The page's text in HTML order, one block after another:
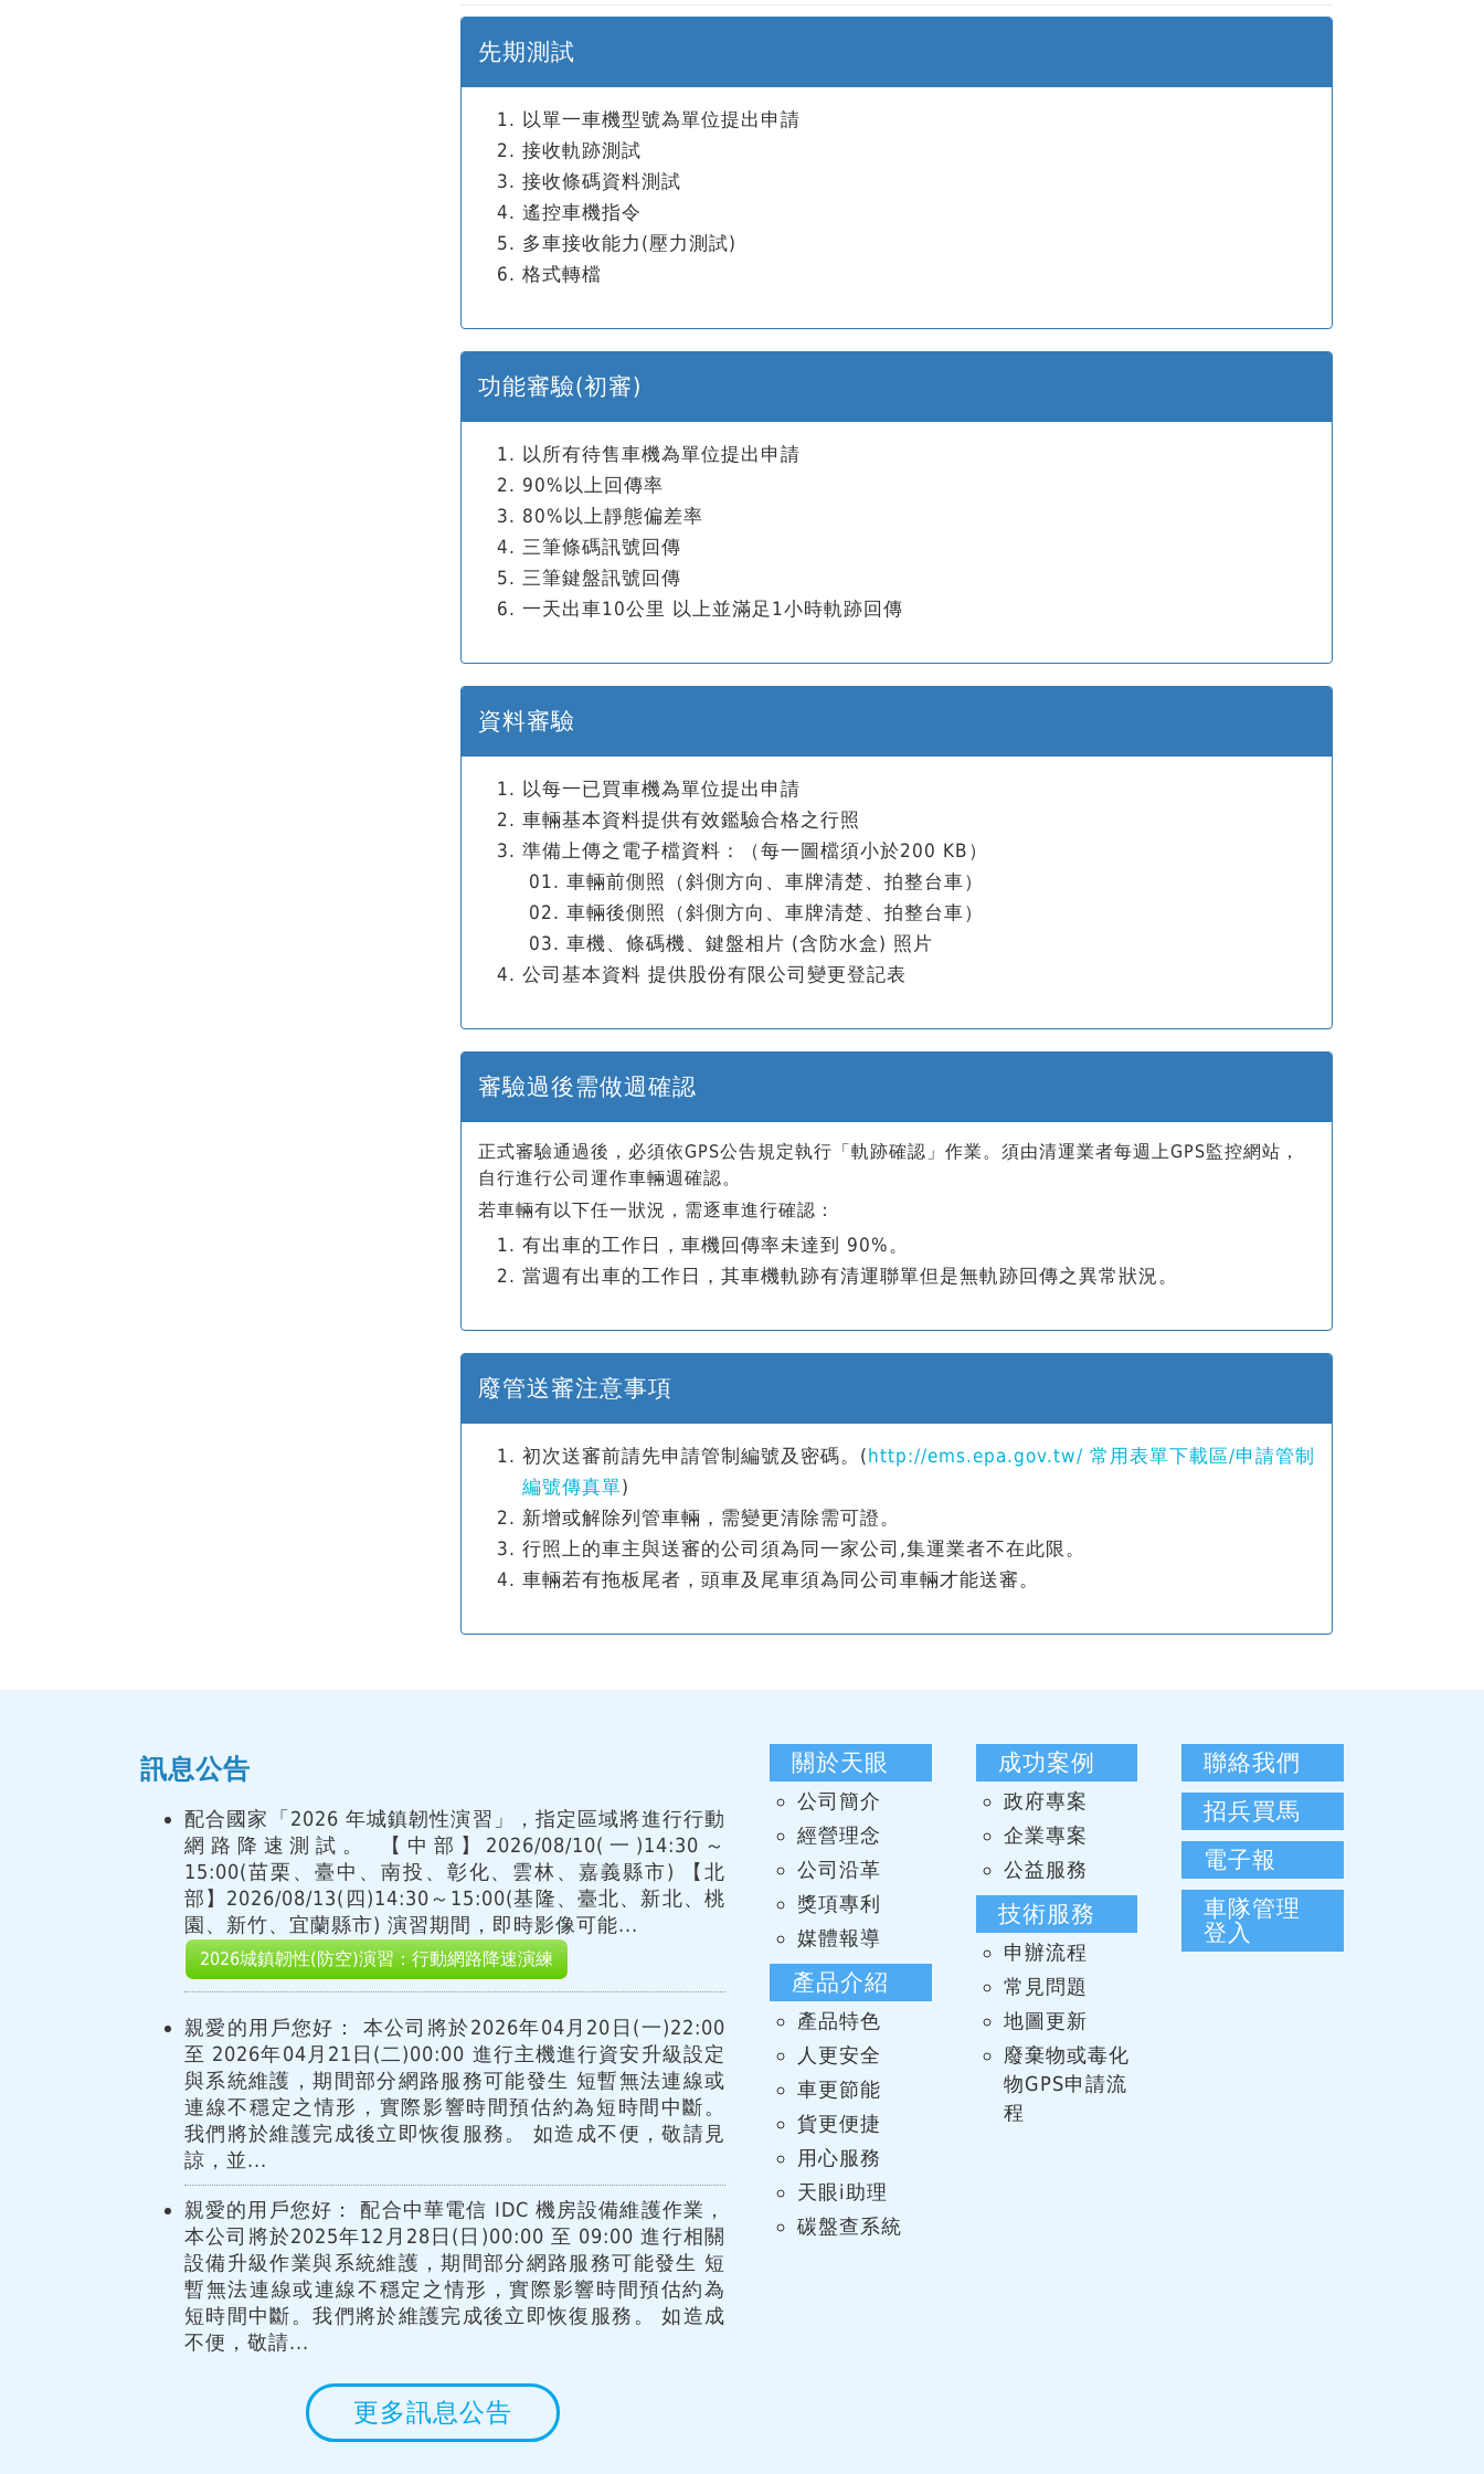
先期測試
以單一車機型號為單位提出申請
接收軌跡測試
接收條碼資料測試
遙控車機指令
多車接收能力(壓力測試)
格式轉檔
功能審驗(初審)
以所有待售車機為單位提出申請
90%以上回傳率
80%以上靜態偏差率
三筆條碼訊號回傳
三筆鍵盤訊號回傳
一天出車10公里 以上並滿足1小時軌跡回傳
資料審驗
以每一已買車機為單位提出申請
車輛基本資料提供有效鑑驗合格之行照
準備上傳之電子檔資料：（每一圖檔須小於200 KB）
車輛前側照（斜側方向、車牌清楚、拍整台車）
車輛後側照（斜側方向、車牌清楚、拍整台車）
車機、條碼機、鍵盤相片 (含防水盒) 照片
公司基本資料 提供股份有限公司變更登記表
審驗過後需做週確認
正式審驗通過後，必須依GPS公告規定執行「軌跡確認」作業。須由清運業者每週上GPS監控網站，
自行進行公司運作車輛週確認。
若車輛有以下任一狀況，需逐車進行確認：
有出車的工作日，車機回傳率未達到 90%。
當週有出車的工作日，其車機軌跡有清運聯單但是無軌跡回傳之異常狀況。
廢管送審注意事項
初次送審前請先申請管制編號及密碼。( http://ems.epa.gov.tw/ 常用表單下載區/申請管制
編號傳真單)
新增或解除列管車輛，需變更清除需可證。
行照上的車主與送審的公司須為同一家公司,集運業者不在此限。
車輛若有拖板尾者，頭車及尾車須為同公司車輛才能送審。
訊息公告
配合國家「2026 年城鎮韌性演習」，指定區域將進行行動
網路降速測試。 【中部】2026/08/10(一)14:30～
15:00(苗栗、臺中、南投、彰化、雲林、嘉義縣市) 【北
部】2026/08/13(四)14:30～15:00(基隆、臺北、新北、桃
園、新竹、宜蘭縣市) 演習期間，即時影像可能...
2026城鎮韌性(防空)演習：行動網路降速演練
親愛的用戶您好： 本公司將於2026年04月20日(一)22:00
至 2026年04月21日(二)00:00 進行主機進行資安升級設定
與系統維護，期間部分網路服務可能發生 短暫無法連線或
連線不穩定之情形，實際影響時間預估約為短時間中斷。
我們將於維護完成後立即恢復服務。 如造成不便，敬請見
諒，並...
親愛的用戶您好： 配合中華電信 IDC 機房設備維護作業，
本公司將於2025年12月28日(日)00:00 至 09:00 進行相關
設備升級作業與系統維護，期間部分網路服務可能發生 短
暫無法連線或連線不穩定之情形，實際影響時間預估約為
短時間中斷。我們將於維護完成後立即恢復服務。 如造成
不便，敬請...
更多訊息公告
關於天眼
公司簡介
經營理念
公司沿革
獎項專利
媒體報導
產品介紹
產品特色
人更安全
車更節能
貨更便捷
用心服務
天眼i助理
碳盤查系統
成功案例
政府專案
企業專案
公益服務
技術服務
申辦流程
常見問題
地圖更新
廢棄物或毒化
物GPS申請流
程
聯絡我們
招兵買馬
電子報
車隊管理
登入